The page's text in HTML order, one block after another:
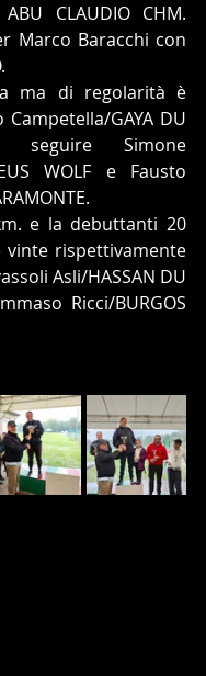
CLAUDIO CHM.
Marco Baracchi con
ma di regolarità è
GAYA DU
seguire Simone
WOLF e Fausto
e la debuttanti 20
vinte rispettivamente
Asli/HASSAN DU
Ricci/BURGOS